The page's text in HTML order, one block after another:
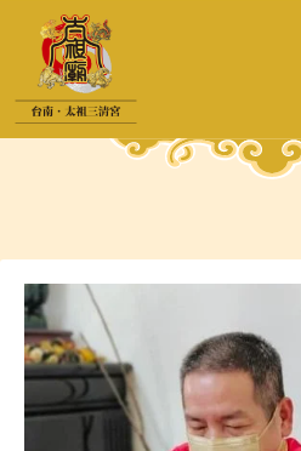
要